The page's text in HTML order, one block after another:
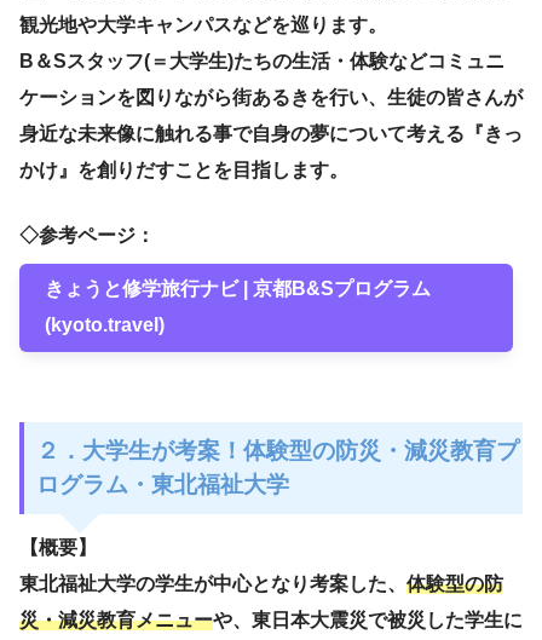
観光地や大学キャンパスなどを巡ります。
B ＆Sスタッフ(＝大学生)たちの生活・体験などコミュニ
ケーションを図りながら街あるきを行い、生徒の皆さんが
身近な未来像に触れる事で自身の夢について考える『きっ
かけ』を創りだすことを目指します。
◇参考ページ：
きょうと修学旅行ナビ | 京都B&Sプログラム
(kyoto.travel)
２．大学生が考案！体験型の防災・減災教育プ
ログラム・東北福祉大学
【概要】
東北福祉大学の学生が中心となり考案した、 体験型の防
災・減災教育メニューや、東日本大震災で被災した学生に